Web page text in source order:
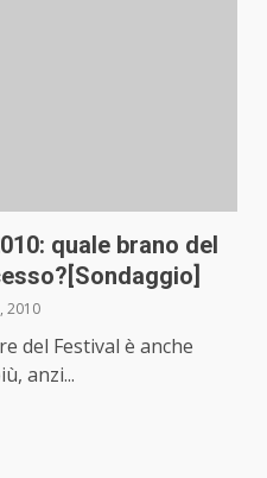
quale brano del
2010
del Festival è anche
anzi...